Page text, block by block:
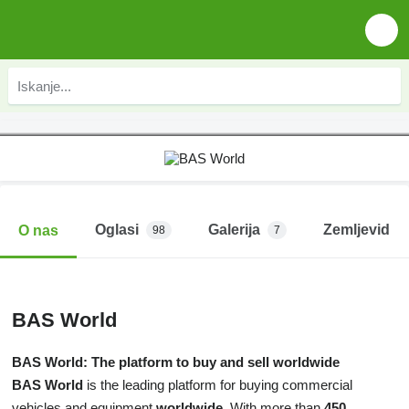
O nas Oglasi 98 Galerija 7 Zemljevid
BAS World
BAS World: The platform to buy and sell worldwide
BAS World is the leading platform for buying commercial